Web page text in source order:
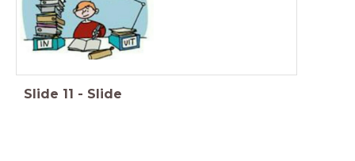
Slide 11 - Slide